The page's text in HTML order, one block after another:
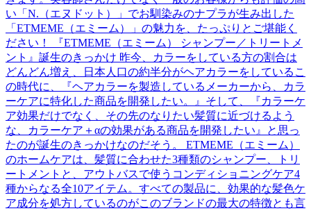
い「N.（エヌドット）」でお馴染みのナプラが生み出した
「ETMEME（エミーム）」の魅力を、たっぷりとご堪能く
ださい！ 『ETMEME（エミーム） シャンプー／トリートメ
ント』誕生のきっかけ 昨今、カラーをしている方の割合は
どんどん増え、日本人口の約半分がヘアカラーをしているこ
の時代に、『ヘアカラーを製造しているメーカーから、カラ
ーケアに特化した商品を開発したい。』そして、『カラーケ
ア効果だけでなく、その先のなりたい髪質に近づけるよう
な、カラーケア＋αの効果がある商品を開発したい』と思っ
たのが誕生のきっかけなのだそう。 ETMEME（エミーム）
のホームケアは、髪質に合わせた3種類のシャンプー、トリ
ートメントと、アウトバスで使うコンディショニングケア4
種からなる全10アイテム。すべての製品に、効果的な髪色ケ
ア成分を処方しているのがこのブランドの最大の特徴とも言